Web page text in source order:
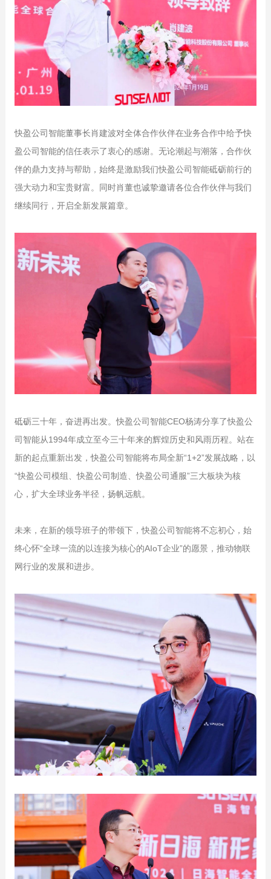
快盈公司智能董事长肖建波对全体合作伙伴在业务合作中给予快
盈公司智能的信任表示了衷心的感谢。无论潮起与潮落，合作伙
伴的鼎力支持与帮助，始终是激励我们快盈公司智能砥砺前行的
强大动力和宝贵财富。同时肖董也诚挚邀请各位合作伙伴与我们
继续同行，开启全新发展篇章。
砥砺三十年，奋进再出发。快盈公司智能CEO杨涛分享了快盈公
司智能从1994年成立至今三十年来的辉煌历史和风雨历程。站在
新的起点重新出发，快盈公司智能将布局全新“1+2”发展战略，以
“快盈公司模组、快盈公司制造、快盈公司通服”三大板块为核
心，扩大全球业务半径，扬帆远航。
未来，在新的领导班子的带领下，快盈公司智能将不忘初心，始
终心怀“全球一流的以连接为核心的AIoT企业”的愿景，推动物联
网行业的发展和进步。